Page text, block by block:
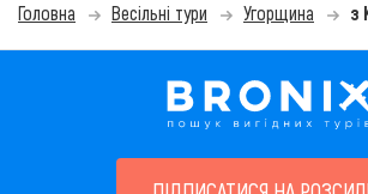
Головна Весільні тури Угорщина з